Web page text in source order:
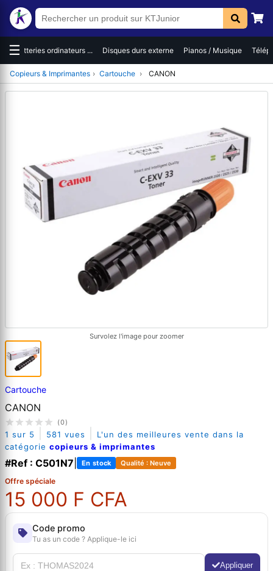
☰Batteries ordinateurs ... Disques durs externe Pianos / Musique
Copieurs & Imprimantes › Cartouche › CANON
Survolez l'image pour zoomer
Cartouche
CANON
(0)
1 sur 5 581 vues
L'un des meilleures vente dans la
catégorie copieurs & imprimantes
#Ref : C501N7 En stock Qualité : Neuve
Offre spéciale
15 000 F CFA
Code promo
Tu as un code ? Applique-le ici
Appliquer